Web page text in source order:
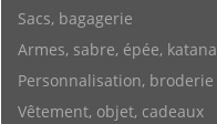
Sacs, bagagerie
Armes, sabre, épée, katana
Personnalisation, broderie
Vêtement, objet, cadeaux